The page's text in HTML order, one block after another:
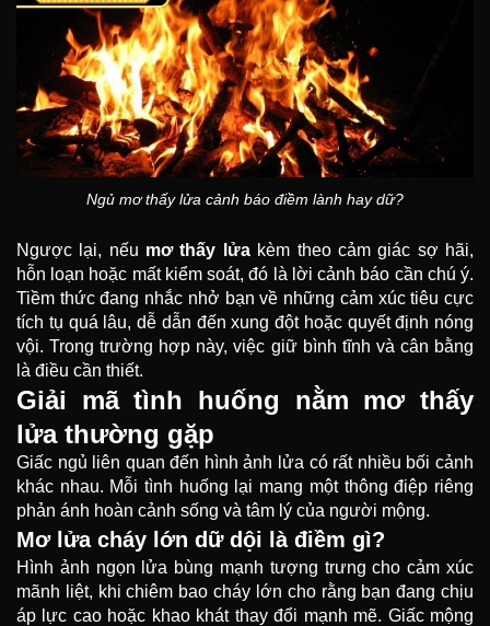
Ngủ mơ thấy lửa cảnh báo điềm lành hay dữ?
Ngược lại, nếu mơ thấy lửakèm theo cảm giác sợ hãi,
hỗn loạn hoặc mất kiểm soát, đó là lời cảnh báo cần chú ý.
Tiềm thức đang nhắc nhở bạn về những cảm xúc tiêu cực
tích tụ quá lâu, dễ dẫn đến xung đột hoặc quyết định nóng
vội. Trong trường hợp này, việc giữ bình tĩnh và cân bằng
là điều cần thiết.
Giải mã tình huống nằm mơ thấy
lửa thường gặp
Giấc ngủ liên quan đến hình ảnh lửa có rất nhiều bối cảnh
khác nhau. Mỗi tình huống lại mang một thông điệp riêng
phản ánh hoàn cảnh sống và tâm lý của người mộng.
Mơ lửa cháy lớn dữ dội là điềm gì?
Hình ảnh ngọn lửa bùng mạnh tượng trưng cho cảm xúc
mãnh liệt, khi chiêm bao cháy lớn cho rằng bạn đang chịu
áp lực cao hoặc khao khát thay đổi mạnh mẽ. Giấc mộng